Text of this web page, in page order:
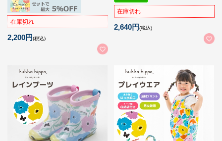
在庫切れ
2,200円(税込)
在庫切れ
2,640円(税込)